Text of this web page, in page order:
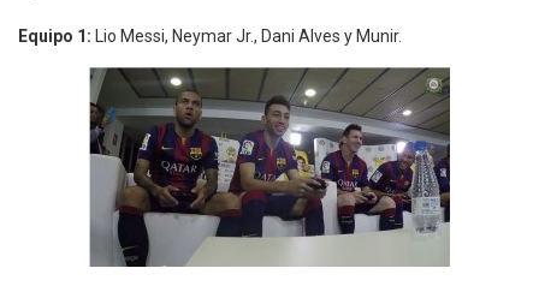
Equipo 1: Lio Messi, Neymar Jr., Dani Alves y Munir.